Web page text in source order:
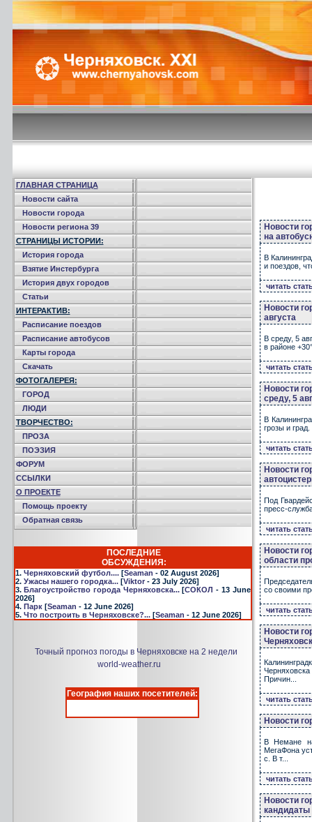
ГЛАВНАЯ СТРАНИЦА
Новости сайта
Новости города
Новости региона 39
СТРАНИЦЫ ИСТОРИИ:
История города
Взятие Инстербурга
История двух городов
Статьи
ИНТЕРАКТИВ:
Расписание поездов
Расписание автобусов
Карты города
Скачать
ФОТОГАЛЕРЕЯ:
ГОРОД
ЛЮДИ
ТВОРЧЕСТВО:
ПРОЗА
ПОЭЗИЯ
ФОРУМ
ССЫЛКИ
О ПРОЕКТЕ
Помощь проекту
Обратная связь
ПОСЛЕДНИЕ
ОБСУЖДЕНИЯ:
1. Черняховский футбол....[Seaman - 02 August 2026]
2. Ужасы нашего городка...[Viktor- 23 July 2026]
3.Благоустройство города Черняховска...[СОКОЛ - 13 June
2026]
4. Парк[Seaman - 12 June 2026]
5. Что построить в Черняховске?...[Seaman - 12 June 2026]
Точный прогноз погоды в Черняховске на 2 недели
world-weather.ru
География наших посетителей:
Новости
на
В
и поездов,
читать
Новости
августа
В среду, 5
в районе
читать
Новости
среду, 5
В
грозы и
читать
Новости
Под
пресс-
читать
Новости
области
со своими
читать
Новости
Причин...
читать
Новости
В Немане на
МегаФона
с. В т...
читать
Новости
кандидаты